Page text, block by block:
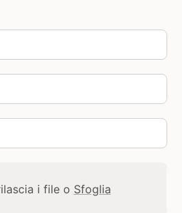
i file o Sfoglia